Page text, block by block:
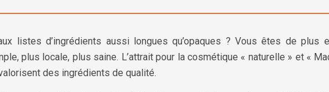
listes d’ingrédients aussi longues qu’opaques ? Vous êtes de plus
plus locale, plus saine. L’attrait pour la cosmétique « naturelle » et «
des ingrédients de qualité.